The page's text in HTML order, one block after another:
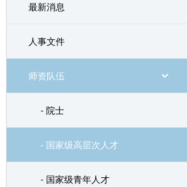
最新消息
人事文件
师资队伍
- 院士
- 国家级高层次人才
- 国家级青年人才